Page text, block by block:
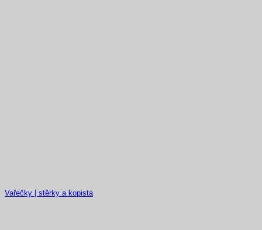
Vařečky | stěrky a kopista